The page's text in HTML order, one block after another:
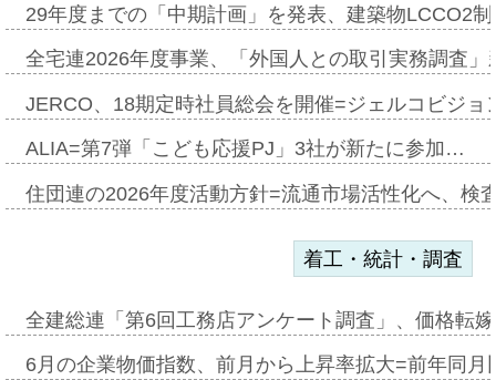
29年度までの「中期計画」を発表、建築物LCCO2
全宅連2026年度事業、「外国人との取引実務調査
JERCO、18期定時社員総会を開催=ジェルコビジ
ALIA=第7弾「こども応援PJ」3社が新たに参加…
住団連の2026年度活動方針=流通市場活性化へ、検
着工・統計・調査
全建総連「第6回工務店アンケート調査」、価格転
6月の企業物価指数、前月から上昇率拡大=前年同